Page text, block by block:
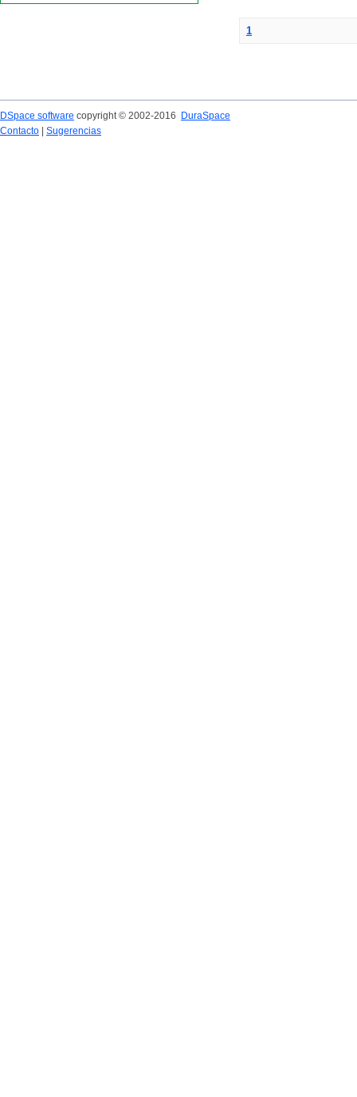
1
DSpace software copyright © 2002-2016
DuraSpace
Contacto
Sugerencias